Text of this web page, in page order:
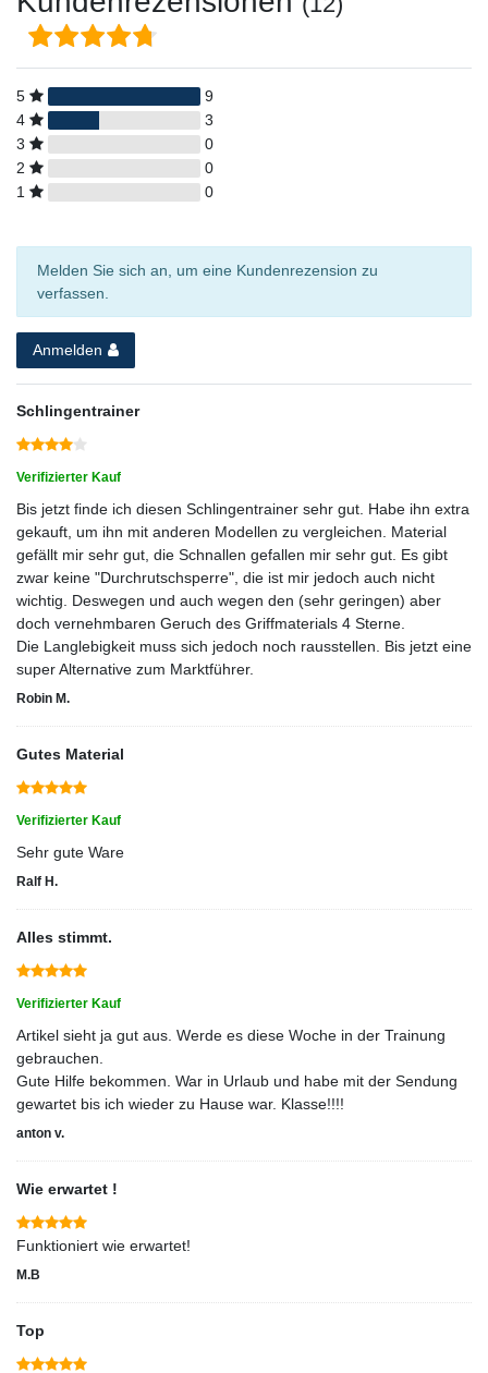
5
9
4
3
3
0
2
0
1
0
Melden Sie sich an, um eine Kundenrezension zu
verfassen.
Anmelden
Schlingentrainer
Verifizierter Kauf
Bis jetzt finde ich diesen Schlingentrainer sehr gut. Habe ihn extra
gekauft, um ihn mit anderen Modellen zu vergleichen. Material
gefällt mir sehr gut, die Schnallen gefallen mir sehr gut. Es gibt
zwar keine "Durchrutschsperre", die ist mir jedoch auch nicht
wichtig. Deswegen und auch wegen den (sehr geringen) aber
doch vernehmbaren Geruch des Griffmaterials 4 Sterne.
Die Langlebigkeit muss sich jedoch noch rausstellen. Bis jetzt eine
super Alternative zum Marktführer.
Robin M.
Gutes Material
Verifizierter Kauf
Sehr gute Ware
Ralf H.
Alles stimmt.
Verifizierter Kauf
Artikel sieht ja gut aus. Werde es diese Woche in der Trainung
gebrauchen.
Gute Hilfe bekommen. War in Urlaub und habe mit der Sendung
gewartet bis ich wieder zu Hause war. Klasse!!!!
anton v.
Wie erwartet !
Funktioniert wie erwartet!
M.B
Top